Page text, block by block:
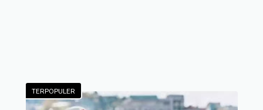
TERPOPULER